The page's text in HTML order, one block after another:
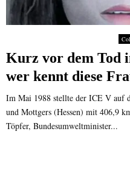
Kurz vor dem Tod
wer kennt diese
Im Mai 1988 stellte der ICE V auf
und Mottgers (Hessen) mit 406,9
Töpfer, Bundesumweltminister...